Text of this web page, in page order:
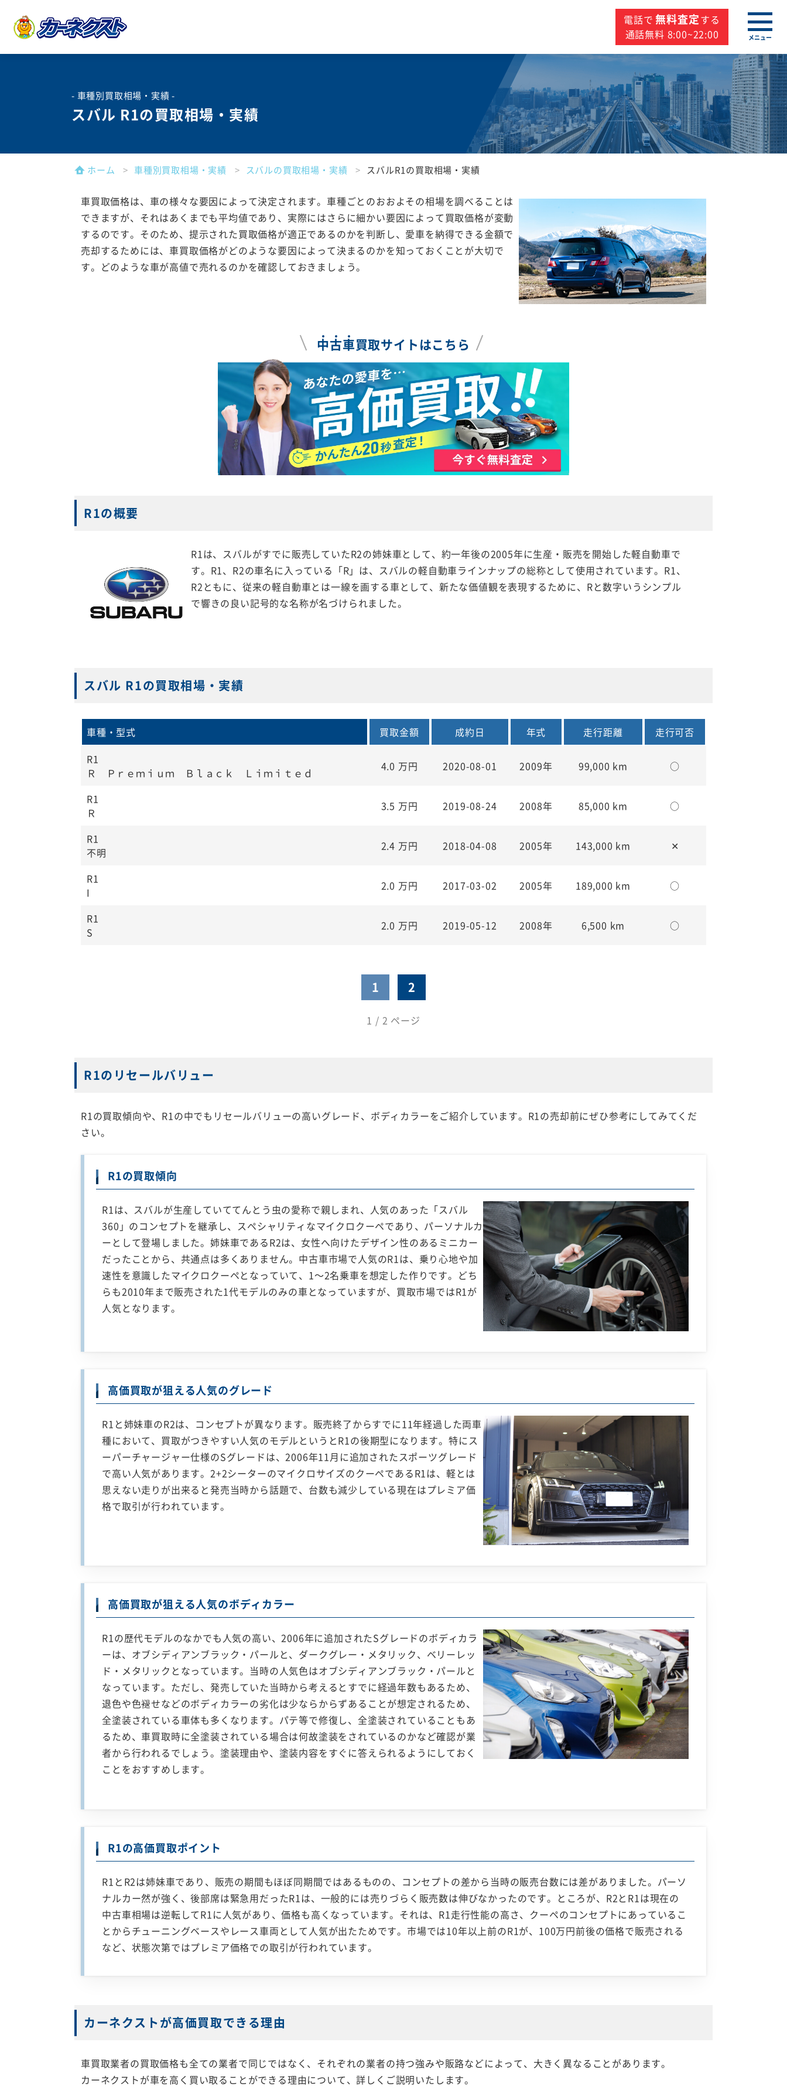
電話で 無料査定する
通話無料 8:00~22:00
メニュー
- 車種別買取相場・実績 -
スバル R1の買取相場・実績
ホーム 車種別買取相場・実績 スバルの買取相場・実績 スバルR1の買取相場・実績
車買取価格は、車の様々な要因によって決定されます。車種ごとのおおよその相場を調べることは
できますが、それはあくまでも平均値であり、実際にはさらに細かい要因によって買取価格が変動
するのです。そのため、提示された買取価格が適正であるのかを判断し、愛車を納得できる金額で
売却するためには、車買取価格がどのような要因によって決まるのかを知っておくことが大切で
す。どのような車が高値で売れるのかを確認しておきましょう。
中古車買取サイトはこちら
R1の概要
R1は、スバルがすでに販売していたR2の姉妹車として、約一年後の2005年に生産・販売を開始した軽自動車で
す。R1、R2の車名に入っている「R」は、スバルの軽自動車ラインナップの総称として使用されています。R1、
R2ともに、従来の軽自動車とは一線を画する車として、新たな価値観を表現するために、Rと数字いうシンプル
で響きの良い記号的な名称が名づけられました。
スバル R1の買取相場・実績
車種・型式 買取金額 成約日 年式 走行距離
走行可否
R1
Ｒ Ｐｒｅｍｉｕｍ Ｂｌａｃｋ Ｌｉｍｉｔｅｄ
4.0 万円 2020-08-01 2009年 99,000 km ○
R1
Ｒ
3.5 万円 2019-08-24 2008年 85,000 km ○
R1
不明
2.4 万円 2018-04-08 2005年 143,000 km ✕
R1
I
2.0 万円 2017-03-02 2005年 189,000 km ○
R1
S
2.0 万円 2019-05-12 2008年 6,500 km ○
1 2
1 / 2 ページ
R1のリセールバリュー
R1の買取傾向や、R1の中でもリセールバリューの高いグレード、ボディカラーをご紹介しています。R1の売却前にぜひ参考にしてみてくだ
さい。
R1の買取傾向
R1は、スバルが生産していててんとう虫の愛称で親しまれ、人気のあった「スバル
360」のコンセプトを継承し、スペシャリティなマイクロクーペであり、パーソナルカ
ーとして登場しました。姉妹車であるR2は、女性へ向けたデザイン性のあるミニカー
だったことから、共通点は多くありません。中古車市場で人気のR1は、乗り心地や加
速性を意識したマイクロクーペとなっていて、1～2名乗車を想定した作りです。どち
らも2010年まで販売された1代モデルのみの車となっていますが、買取市場ではR1が
人気となります。
高価買取が狙える人気のグレード
R1と姉妹車のR2は、コンセプトが異なります。販売終了からすでに11年経過した両車
種において、買取がつきやすい人気のモデルというとR1の後期型になります。特にス
ーパーチャージャー仕様のSグレードは、2006年11月に追加されたスポーツグレード
で高い人気があります。2+2シーターのマイクロサイズのクーペであるR1は、軽とは
思えない走りが出来ると発売当時から話題で、台数も減少している現在はプレミア価
格で取引が行われています。
高価買取が狙える人気のボディカラー
R1の歴代モデルのなかでも人気の高い、2006年に追加されたSグレードのボディカラ
ーは、オブシディアンブラック・パールと、ダークグレー・メタリック、ベリーレッ
ド・メタリックとなっています。当時の人気色はオブシディアンブラック・パールと
なっています。ただし、発売していた当時から考えるとすでに経過年数もあるため、
退色や色褪せなどのボディカラーの劣化は少ならからずあることが想定されるため、
全塗装されている車体も多くなります。パテ等で修復し、全塗装されていることもあ
るため、車買取時に全塗装されている場合は何故塗装をされているのかなど確認が業
者から行われるでしょう。塗装理由や、塗装内容をすぐに答えられるようにしておく
ことをおすすめします。
R1の高価買取ポイント
R1とR2は姉妹車であり、販売の期間もほぼ同期間ではあるものの、コンセプトの差から当時の販売台数には差がありました。パーソ
ナルカー然が強く、後部席は緊急用だったR1は、一般的には売りづらく販売数は伸びなかったのです。ところが、R2とR1は現在の
中古車相場は逆転してR1に人気があり、価格も高くなっています。それは、R1走行性能の高さ、クーペのコンセプトにあっているこ
とからチューニングベースやレース車両として人気が出たためです。市場では10年以上前のR1が、100万円前後の価格で販売される
など、状態次第ではプレミア価格での取引が行われています。
カーネクストが高価買取できる理由
車買取業者の買取価格も全ての業者で同じではなく、それぞれの業者の持つ強みや販路などによって、大きく異なることがあります。
カーネクストが車を高く買い取ることができる理由について、詳しくご説明いたします。